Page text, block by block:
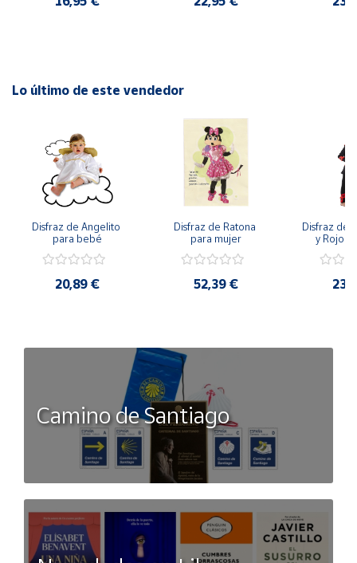
Lo último de este vendedor
Disfraz de Angelito
para bebé
20,89 €
Disfraz de Ratona
para mujer
52,39 €
Disfraz de
y Rojo
Camino de Santiago